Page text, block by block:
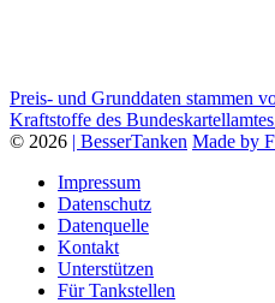
Preis- und Grunddaten stammen
Kraftstoffe des
© 2026 | BesserTanken Made by
Impressum
Datenschutz
Datenquelle
Kontakt
Unterstützen
Für Tankstellen